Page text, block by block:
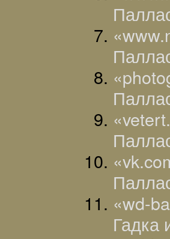
«wd-
Гадка